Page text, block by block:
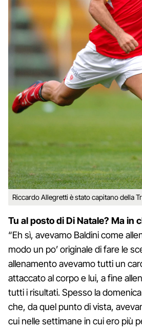
Riccardo Allegretti è stato capitano della
Tu al posto di Di Natale? Ma in
“Eh sì, avevamo Baldini come
modo un po’ originale di fare le
allenamento avevamo tutti un
attaccato al corpo e lui, a fine
tutti i risultati. Spesso la
che, da quel punto di vista,
cui nelle settimane in cui ero più